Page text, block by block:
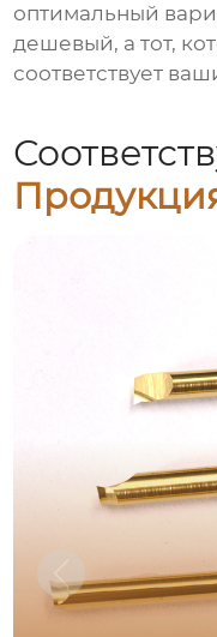
оптимальный
дешевый, а тот,
соответствует